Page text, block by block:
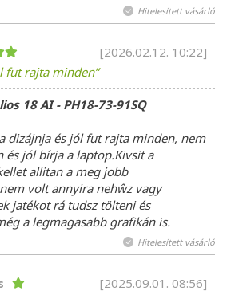
Hitelesített vásárló
[2026.02.12. 10:22]
fut rajta minden
18 AI - PH18-73-91SQ
dizájnja és jól fut rajta minden, nem
és jól bírja a laptop.Kivsit a
allitan a meg jobb
volt annyira nehŵz vagy
jatékot rá tudsz tölteni és
a legmagasabb grafikán is.
Hitelesített vásárló
[2025.09.01. 08:56]